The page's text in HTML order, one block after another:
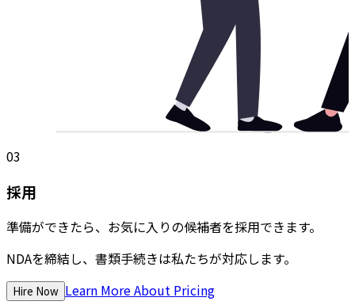
03
採用
準備ができたら、お気に入りの候補者を採用できます。
NDAを締結し、書類手続きは私たちが対応します。
Hire Now Learn More About Pricing